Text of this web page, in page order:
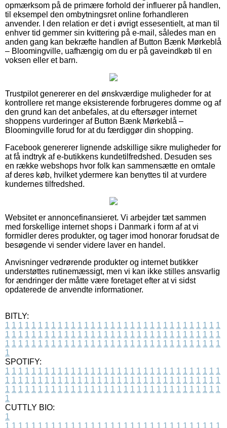
opmærksom på de primære forhold der influerer på handlen,
til eksempel den ombytningsret online forhandleren
anvender. I den relation er det i øvrigt essesentielt, at man til
enhver tid gemmer sin kvittering på e-mail, således man en
anden gang kan bekræfte handlen af Button Bænk Mørkeblå
– Bloomingville, uafhængig om du er på gaveindkøb til en
voksen eller et barn.
Trustpilot genererer en del ønskværdige muligheder for at
kontrollere ret mange eksisterende forbrugeres domme og af
den grund kan det anbefales, at du eftersøger internet
shoppens vurderinger af Button Bænk Mørkeblå –
Bloomingville forud for at du færdiggør din shopping.
Facebook genererer lignende adskillige sikre muligheder for
at få indtryk af e-butikkens kundetilfredshed. Desuden ses
en række webshops hvor folk kan sammensætte en omtale
af deres køb, hvilket ydermere kan benyttes til at vurdere
kundernes tilfredshed.
Websitet er annoncefinansieret. Vi arbejder tæt sammen
med forskellige internet shops i Danmark i form af at vi
formidler deres produkter, og tager imod honorar forudsat de
besøgende vi sender videre laver en handel.
Anvisninger vedrørende produkter og internet butikker
understøttes rutinemæssigt, men vi kan ikke stilles ansvarlig
for ændringer der måtte være foretaget efter at vi sidst
opdaterede de anvendte informationer.
BITLY:
1 1 1 1 1 1 1 1 1 1 1 1 1 1 1 1 1 1 1 1 1 1 1 1 1 1 1 1 1 1 1 1 1
1 1 1 1 1 1 1 1 1 1 1 1 1 1 1 1 1 1 1 1 1 1 1 1 1 1 1 1 1 1 1 1 1
1 1 1 1 1 1 1 1 1 1 1 1 1 1 1 1 1 1 1 1 1 1 1 1 1 1 1 1 1 1 1 1 1
1
SPOTIFY:
1 1 1 1 1 1 1 1 1 1 1 1 1 1 1 1 1 1 1 1 1 1 1 1 1 1 1 1 1 1 1 1 1
1 1 1 1 1 1 1 1 1 1 1 1 1 1 1 1 1 1 1 1 1 1 1 1 1 1 1 1 1 1 1 1 1
1 1 1 1 1 1 1 1 1 1 1 1 1 1 1 1 1 1 1 1 1 1 1 1 1 1 1 1 1 1 1 1 1
1
CUTTLY BIO:
1
1 1 1 1 1 1 1 1 1 1 1 1 1 1 1 1 1 1 1 1 1 1 1 1 1 1 1 1 1 1 1 1 1